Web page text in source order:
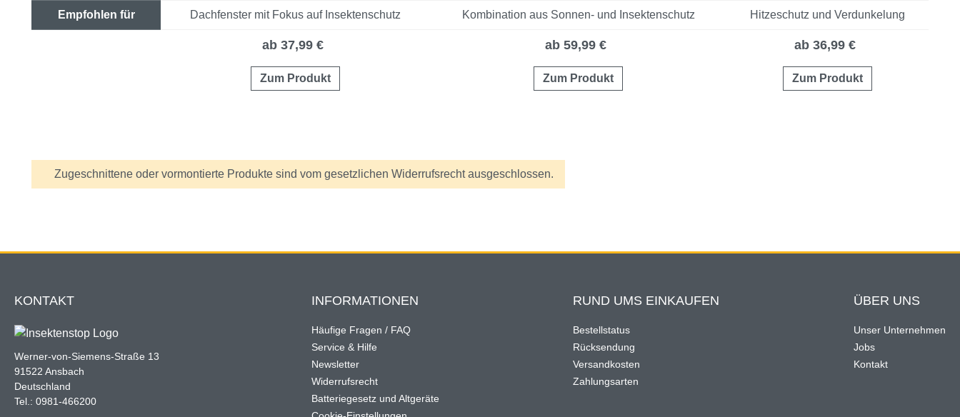
Empfohlen für Dachfenster mit Fokus auf Insektenschutz Kombination aus Sonnen- und Insektenschutz
Hitzeschutz und Verdunkelung
ab 37,99 €
Zum Produkt
ab 59,99 €
Zum Produkt
ab 36,99 €
Zum Produkt
Information
Zugeschnittene oder vormontierte Produkte sind vom gesetzlichen Widerrufsrecht ausgeschlossen.
KONTAKT
Werner-von-Siemens-Straße 13
91522 Ansbach
Deutschland
Tel.: 0981-466200
INFORMATIONEN
Häufige Fragen / FAQ
Service & Hilfe
Newsletter
Widerrufsrecht
Batteriegesetz und Altgeräte
RUND UMS EINKAUFEN
Bestellstatus
Rücksendung
Versandkosten
Zahlungsarten
ÜBER UNS
Unser Unternehmen
Jobs
Kontakt